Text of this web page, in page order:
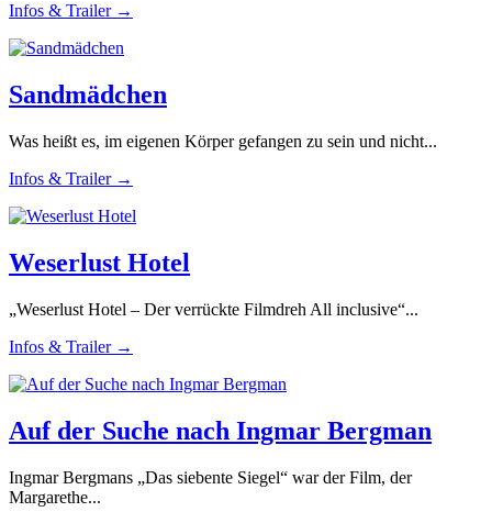
Infos & Trailer →
Sandmädchen
Was heißt es, im eigenen Körper gefangen zu sein und nicht...
Infos & Trailer →
Weserlust Hotel
„Weserlust Hotel – Der verrückte Filmdreh All inclusive“...
Infos & Trailer →
Auf der Suche nach Ingmar Bergman
Ingmar Bergmans „Das siebente Siegel“ war der Film, der
Margarethe...